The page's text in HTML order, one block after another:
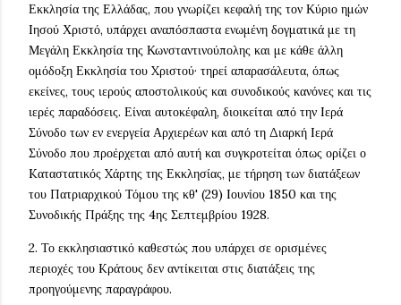
Εκκλησία της Ελλάδας, που γνωρίζει κεφαλή της τον Κύριο ημών
Iησού Χριστό, υπάρχει αναπόσπαστα ενωμένη δογματικά με τη
Μεγάλη Εκκλησία της Κωνσταντινούπολης και με κάθε άλλη
ομόδοξη Εκκλησία του Xριστού· τηρεί απαρασάλευτα, όπως
εκείνες, τους ιερούς αποστολικούς και συνοδικούς κανόνες και τις
ιερές παραδόσεις. Είναι αυτοκέφαλη, διοικείται από την Iερά
Σύνοδο των εν ενεργεία Αρχιερέων και από τη Διαρκή Iερά
Σύνοδο που προέρχεται από αυτή και συγκροτείται όπως ορίζει ο
Kαταστατικός Xάρτης της Εκκλησίας, με τήρηση των διατάξεων
του Πατριαρχικού Τόμου της κθ' (29) Iουνίου 1850 και της
Συνοδικής Πράξης της 4ης Σεπτεμβρίου 1928.
2. Το εκκλησιαστικό καθεστώς που υπάρχει σε ορισμένες
περιοχές του Kράτους δεν αντίκειται στις διατάξεις της
προηγούμενης παραγράφου.